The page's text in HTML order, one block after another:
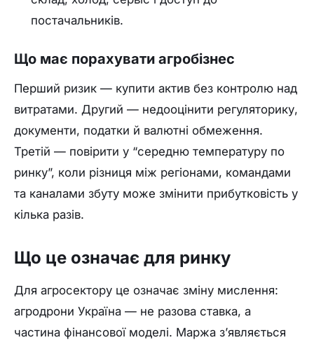
постачальників.
Що має порахувати агробізнес
Перший ризик — купити актив без контролю над
витратами. Другий — недооцінити регуляторику,
документи, податки й валютні обмеження.
Третій — повірити у “середню температуру по
ринку”, коли різниця між регіонами, командами
та каналами збуту може змінити прибутковість у
кілька разів.
Що це означає для ринку
Для агросектору це означає зміну мислення:
агродрони Україна — не разова ставка, а
частина фінансової моделі. Маржа з’являється